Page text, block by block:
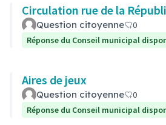
Circulation rue de la
Question citoyenne
0
Réponse du Conseil municipal
Aires de jeux
Question citoyenne
0
Réponse du Conseil municipal